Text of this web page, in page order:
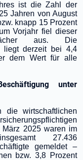
ist die Zahl der
Jahren von August
knapp 15 Prozent
Vorjahr fiel dieser
aus. Die
liegt derzeit bei 4,4
dem Wert für alle
unter
die wirtschaftlichen
März 2025 waren im
27.436
gemeldet –
bzw. 3,8 Prozent